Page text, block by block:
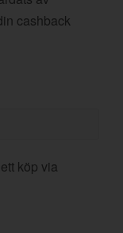
cashback
köp via